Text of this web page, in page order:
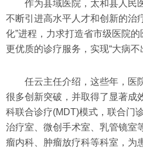
作为县域医院，太和县人民
不断引进高水平人才和创新的治
化”进程，力求打造省市级医院
更优质的诊疗服务，实现“大病不
任云主任介绍，这些年，医
很多创新突破，并取得了显著成
科联合诊疗(MDT)模式，联合门
治疗室、微创手术室、乳管镜室
瘤内科、肿瘤放疗科等科室，为